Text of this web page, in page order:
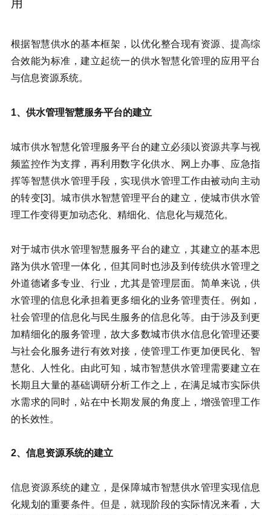
用
根据智慧供水的基本框架，以优化整合现有资源、提高综
合效能为标准，建立起统一的供水智慧化管理的应用平台
与信息资源系统。
1、供水管理智慧服务平台的建立
城市供水智慧化管理服务平台的建立必须以资源共享与视
频监控作为支撑，再利用数字化供水、网上办事、应急指
挥等智慧供水管理手段，实现供水管理工作由被动向主动
的转变[3]。城市供水智慧管理平台的建立，使城市供水管
理工作变得更加动态化、精细化、信息化与规范化。
对于城市供水管理智慧服务平台的建立，其建立的基本思
路为供水管理一体化，但其同时也涉及到传统供水管理之
外道德诸多专业、行业，尤其是管理层面。简单来说，供
水管理的信息化承担着更多细化的业务管理责任。例如，
社会管理的信息化与民生服务的信息化等。由于涉及到更
加精细化的服务管理，故大多数城市供水信息化管理还要
与社会化服务进行有效对接，使管理工作更加便民化、智
慧化、人性化。由此可知，城市智慧供水管理需要建立在
长期且大量的基础调研分析工作之上，在满足城市实际供
水需求的同时，站在中长期发展的角度上，增强管理工作
的长效性。
2、信息资源系统的建立
信息资源系统的建立，是保障城市智慧供水管理实现信息
化规划的重要条件。但是，就现阶段的实际情况来看，大